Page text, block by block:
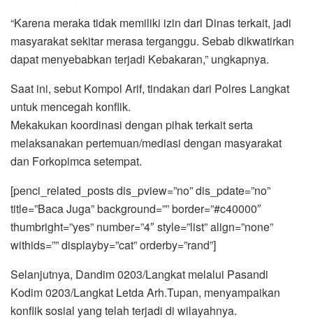
“Karena meraka tidak memiliki izin dari Dinas terkait, jadi
masyarakat sekitar merasa terganggu. Sebab dikwatirkan
dapat menyebabkan terjadi Kebakaran,” ungkapnya.
Saat ini, sebut Kompol Arif, tindakan dari Polres Langkat
untuk mencegah konflik.
Mekakukan koordinasi dengan pihak terkait serta
melaksanakan pertemuan/mediasi dengan masyarakat
dan Forkopimca setempat.
[penci_related_posts dis_pview=”no” dis_pdate=”no”
title=”Baca Juga” background=”” border=”#c40000″
thumbright=”yes” number=”4″ style=”list” align=”none”
withids=”” displayby=”cat” orderby=”rand”]
Selanjutnya, Dandim 0203/Langkat melalui Pasandi
Kodim 0203/Langkat Letda Arh.Tupan, menyampaikan
konflik sosial yang telah terjadi di wilayahnya.